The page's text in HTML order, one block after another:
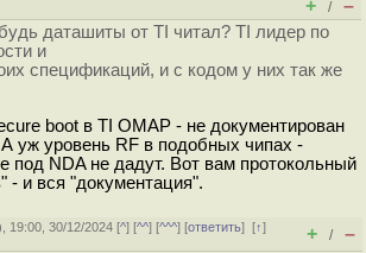
+ / –
даташиты от TI читал? TI лидер по
и
спецификаций, и с кодом у них так же
boot в TI OMAP - не документирован
уж уровень RF в подобных чипах -
под NDA не дадут. Вот вам протокольный
- и вся "документация".
19:00, 30/12/2024 [^] [^^] [^^^] [ответить][↑]
+ / –